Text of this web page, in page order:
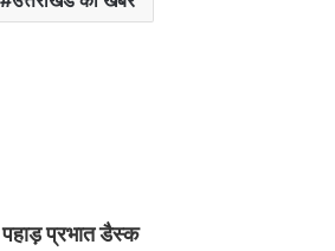
पहाड़ प्रभात डैस्क